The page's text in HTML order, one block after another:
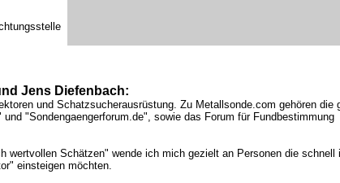
Jens Diefenbach:
und Schatzsucherausrüstung. Zu Metallsonde.com gehören die
"Sondengaengerforum.de", sowie das Forum für Fundbestimmung
wertvollen Schätzen" wende ich mich gezielt an Personen die schnell
einsteigen möchten.